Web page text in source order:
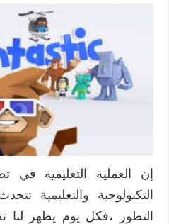
إن العملية التعليمية في
التكنولوجية والتعليمية
التطور ،فكل يوم يظهر